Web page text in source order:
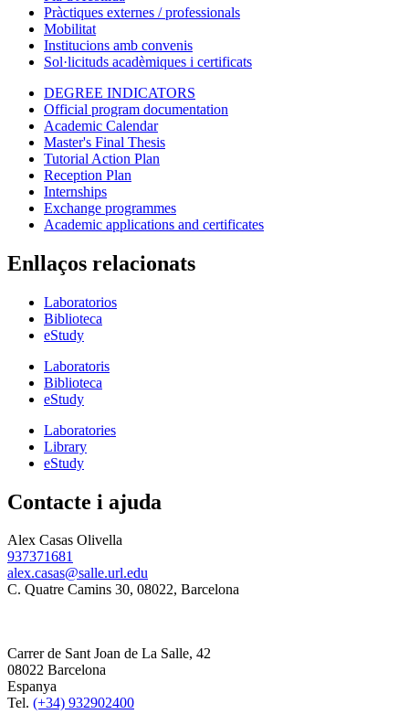
Pràctiques externes / professionals
Mobilitat
Institucions amb convenis
Sol·licituds acadèmiques i certificats
DEGREE INDICATORS
Official program documentation
Academic Calendar
Master's Final Thesis
Tutorial Action Plan
Reception Plan
Internships
Exchange programmes
Academic applications and certificates
Enllaços relacionats
Laboratorios
Biblioteca
eStudy
Laboratoris
Biblioteca
eStudy
Laboratories
Library
eStudy
Contacte i ajuda
Alex Casas Olivella
937371681
alex.casas@salle.url.edu
C. Quatre Camins 30, 08022, Barcelona
Carrer de Sant Joan de La Salle, 42
08022 Barcelona
Espanya
Tel. (+34) 932902400